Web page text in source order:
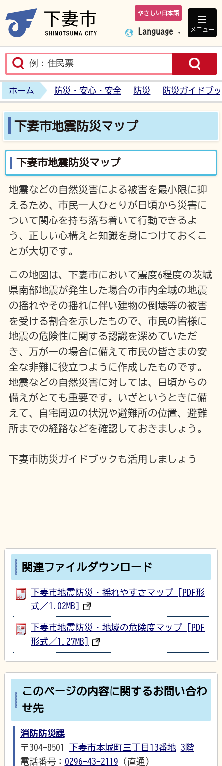
下妻市ホームペ
やさしい日本語
Language メニュー
ホーム 防災・安心・安全 防災 防災ガイドブ
下妻市地震防災マップ
下妻市地震防災マップ
地震などの自然災害による被害を最小限に抑
えるため、市民一人ひとりが日頃から災害に
ついて関心を持ち落ち着いて行動できるよ
う、正しい心構えと知識を身につけておくこ
とが大切です。
この地図は、下妻市において震度6程度の茨城
県南部地震が発生した場合の市内全域の地震
の揺れやその揺れに伴い建物の倒壊等の被害
を受ける割合を示したもので、市民の皆様に
地震の危険性に関する認識を深めていただ
き、万が一の場合に備えて市民の皆さまの安
全な非難に役立つように作成したものです。
地震などの自然災害に対しては、日頃からの
備えがとても重要です。いざというときに備
えて、自宅周辺の状況や避難所の位置、避難
所までの経路などを確認しておきましょう。
下妻市防災ガイドブックも活用しましょう
関連ファイルダウンロード
下妻市地震防災・揺れやすさマップ [PDF形
式／1.02MB]
下妻市地震防災・地域の危険度マップ [PDF
形式／1.27MB]
このページの内容に関するお問い合わ
せ先
消防防災課
〒304-8501 下妻市本城町三丁目13番地 3階
電話番号： 0296-43-2119 （直通）